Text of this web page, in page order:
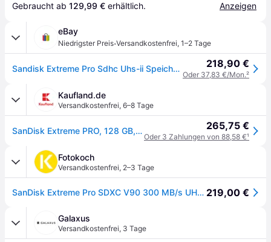
Gebraucht ab 129,99 € erhältlich. Anzeigen
eBay
Niedrigster Preis·Versandkostenfrei, 1–2 Tage
Sandisk Extreme Pro Sdhc Uhs-ii Speicherkarte V90 128 Gb (300 Mb/s 8k 4k Full Hd 218,90 €
Oder 37,83 €/Mon.²
Kaufland.de
Versandkostenfrei, 6–8 Tage
SanDisk Extreme PRO, 128 GB, SDXC, Klasse 10, UHS-II, 300 MB/s, 300 MB/s 265,75 €
Oder 3 Zahlungen von 88,58 €¹
Fotokoch
Versandkostenfrei, 2–3 Tage
SanDisk Extreme Pro SDXC V90 300 MB/s UHS-II (Schreiben/Lesen) 128 GB 219,00 €
Galaxus
Versandkostenfrei, 3 Tage